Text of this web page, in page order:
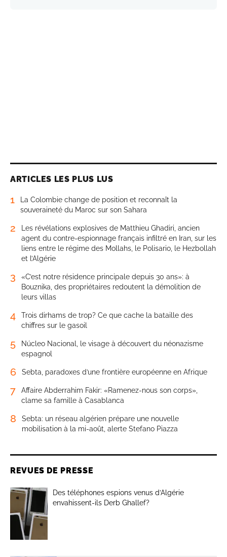
ARTICLES LES PLUS LUS
1
La Colombie change de position et reconnaît la
souveraineté du Maroc sur son Sahara
2
Les révélations explosives de Matthieu Ghadiri, ancien
agent du contre-espionnage français infiltré en Iran, sur les
liens entre le régime des Mollahs, le Polisario, le Hezbollah
et l’Algérie
3
«C’est notre résidence principale depuis 30 ans»: à
Bouznika, des propriétaires redoutent la démolition de
leurs villas
4
Trois dirhams de trop? Ce que cache la bataille des
chiffres sur le gasoil
5
Núcleo Nacional, le visage à découvert du néonazisme
espagnol
6 Sebta, paradoxes d’une frontière européenne en Afrique
7
Affaire Abderrahim Fakir: «Ramenez-nous son corps»,
clame sa famille à Casablanca
8
Sebta: un réseau algérien prépare une nouvelle
mobilisation à la mi-août, alerte Stefano Piazza
REVUES DE PRESSE
Des téléphones espions venus d’Algérie
envahissent-ils Derb Ghallef?